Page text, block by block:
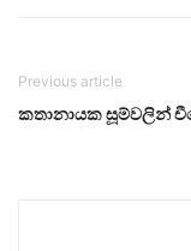
Previous article
කතානායක සූම්වලින්